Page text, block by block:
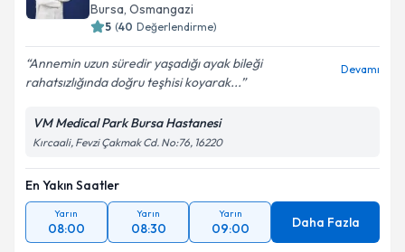
Bursa, Osmangazi
5 (40 Değerlendirme)
Annemin uzun süredir yaşadığı ayak bileği
rahatsızlığında doğru teşhisi koyarak...
Devamı
VM Medical Park Bursa Hastanesi
Kırcaali, Fevzi Çakmak Cd. No:76, 16220
En Yakın Saatler
Yarın
08:00
Yarın
08:30
Yarın
09:00 Daha Fazla